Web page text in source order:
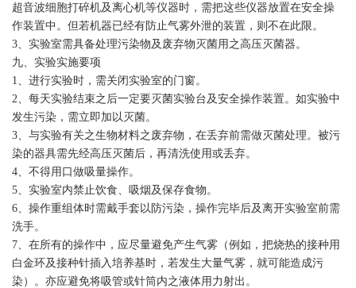
超音波细胞打碎机及离心机等仪器时，需把这些仪器放置在安全操
作装置中。但若机器已经有防止气雾外泄的装置，则不在此限。
3、实验室需具备处理污染物及废弃物灭菌用之高压灭菌器。
九、实验实施要项
1、进行实验时，需关闭实验室的门窗。
2、每天实验结束之后一定要灭菌实验台及安全操作装置。如实验中
发生污染，需立即加以灭菌。
3、与实验有关之生物材料之废弃物，在丢弃前需做灭菌处理。被污
染的器具需先经高压灭菌后，再清洗使用或丢弃。
4、不得用口做吸量操作。
5、实验室内禁止饮食、吸烟及保存食物。
6、操作重组体时需戴手套以防污染，操作完毕后及离开实验室前需
洗手。
7、在所有的操作中，应尽量避免产生气雾（例如，把烧热的接种用
白金环及接种针插入培养基时，若发生大量气雾，就可能造成污
染）。亦应避免将吸管或针筒内之液体用力射出。